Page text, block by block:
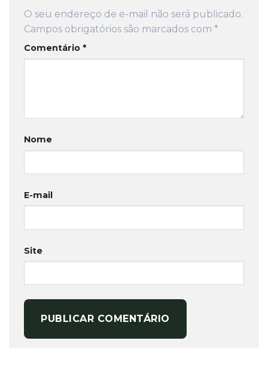
O seu endereço de e-mail não será publicado.
Campos obrigatórios são marcados com *
Comentário *
Nome
E-mail
Site